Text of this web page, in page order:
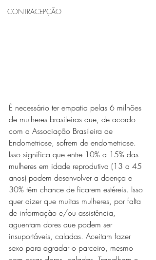
CONTRACEPÇÃO
É necessário ter empatia pelas 6 milhões
de mulheres brasileiras que, de acordo
com a Associação Brasileira de
Endometriose, sofrem de endometriose.
Isso significa que entre 10% a 15% das
mulheres em idade reprodutiva (13 a 45
anos) podem desenvolver a doença e
30% têm chance de ficarem estéreis. Isso
quer dizer que muitas mulheres, por falta
de informação e/ou assistência,
aguentam dores que podem ser
insuportáveis, caladas. Aceitam fazer
sexo para agradar o parceiro, mesmo